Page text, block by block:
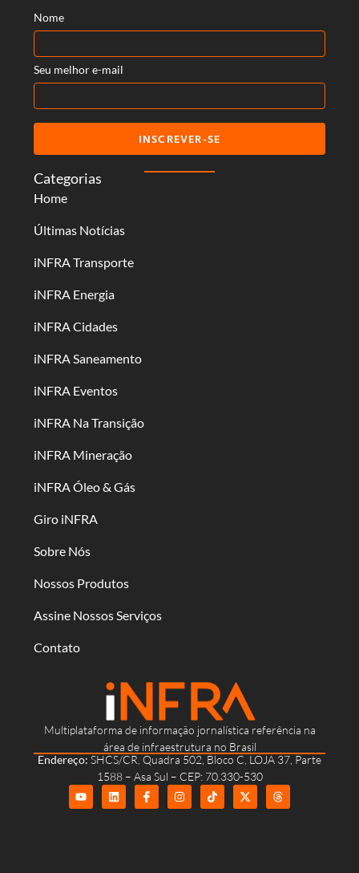
Multiplataforma de informação jornalística referência na
área de infraestrutura no Brasil
Endereço: SHCS/CR, Quadra 502, Bloco C, LOJA 37, Parte
1588 – Asa Sul – CEP: 70.330-530
Categorias
Home
Últimas Notícias
iNFRA Transporte
iNFRA Energia
iNFRA Cidades
iNFRA Saneamento
iNFRA Eventos
iNFRA Na Transição
iNFRA Mineração
iNFRA Óleo & Gás
Giro iNFRA
Sobre Nós
Nossos Produtos
Assine Nossos Serviços
Contato
Nome
Seu melhor e-mail
INSCREVER-SE